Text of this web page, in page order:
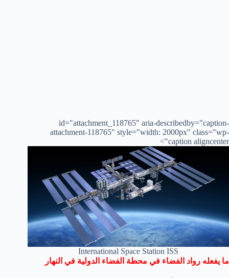
id="attachment_118765" aria-describedby="caption-
attachment-118765" style="width: 2000px" class="wp-
caption aligncenter">
International Space Station ISS
ما يفعله رواد الفضاء في محطة الفضاء الدولية في النهار